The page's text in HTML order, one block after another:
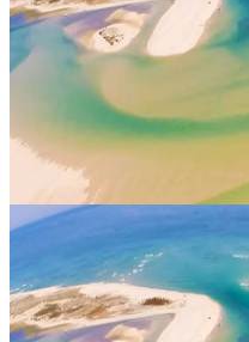
Il ritiro “Yoga with Maura” a
al 2 maggio 2027, a Olhão, in
Rath, insegnante irlandese di
Su richiesta
27 aprile 2027
Olhão, Portogallo
Yoga con Maura —
Dal 27 aprile al 2 maggio